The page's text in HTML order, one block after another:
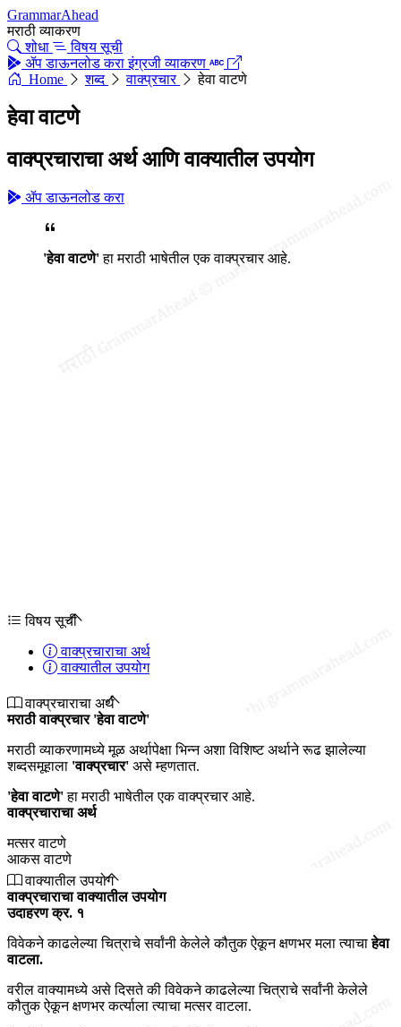
GrammarAhead
मराठी व्याकरण
शोधा
विषय सूची
ॲप डाऊनलोड करा इंग्रजी व्याकरण
Home
शब्द वाक्प्रचार हेवा वाटणे
हेवा वाटणे
वाक्प्रचाराचा अर्थ आणि वाक्यातील उपयोग
ॲप डाऊनलोड करा
'हेवा वाटणे'हा मराठी भाषेतील एक वाक्प्रचार आहे.
विषय सूची
वाक्प्रचाराचा अर्थ
वाक्यातील उपयोग
वाक्प्रचाराचा अर्थ
मराठी वाक्प्रचार 'हेवा वाटणे'
मराठी व्याकरणामध्ये मूळ अर्थापेक्षा भिन्न अशा विशिष्ट अर्थाने रूढ झालेल्या
शब्दसमूहाला 'वाक्प्रचार' असे म्हणतात.
'हेवा वाटणे'हा मराठी भाषेतील एक वाक्प्रचार आहे.
वाक्प्रचाराचा अर्थ
मत्सर वाटणे
आकस वाटणे
वाक्यातील उपयोग
वाक्प्रचाराचा वाक्यातील उपयोग
उदाहरण क्र. १
विवेकने काढलेल्या चित्राचे सर्वांनी केलेले कौतुक ऐकून क्षणभर मला त्याचाहेवा
वाटला.
वरील वाक्यामध्ये असे दिसते की विवेकने काढलेल्या चित्राचे सर्वांनी केलेले
कौतुक ऐकून क्षणभर कर्त्याला त्याचा मत्सर वाटला.